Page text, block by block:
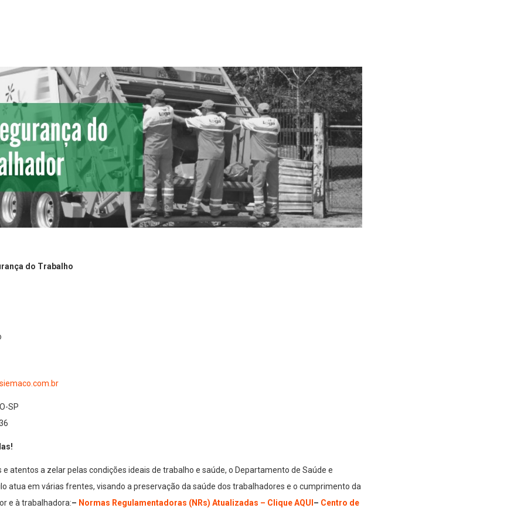
do Trabalho
SP
atentos a zelar pelas condições ideais de trabalho e saúde, o Departamento de Saúde e
atua em várias frentes, visando a preservação da saúde dos trabalhadores e o cumprimento da
e à trabalhadora:– Normas Regulamentadoras (NRs) Atualizadas – Clique AQUI– Centro de